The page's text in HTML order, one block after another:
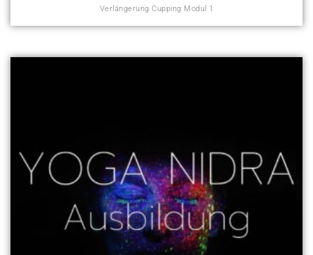
Verlängerung Cupping Modul 1